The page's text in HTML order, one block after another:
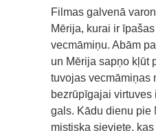
Filmas galvenā
Mērija, kurai ir
vecmāmiņu. Abām
un Mērija sapņo kļūt
tuvojas vecmāmiņas
bezrūpīgajai
gals. Kādu dienu pie
mistiska sieviete,